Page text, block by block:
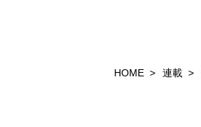
HOME 連載